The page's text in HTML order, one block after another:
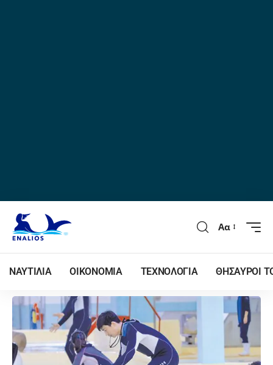
Αα
ΝΑΥΤΙΛΙΑ ΟΙΚΟΝΟΜΙΑ ΤΕΧΝΟΛΟΓΙΑ ΘΗΣΑΥΡΟΙ